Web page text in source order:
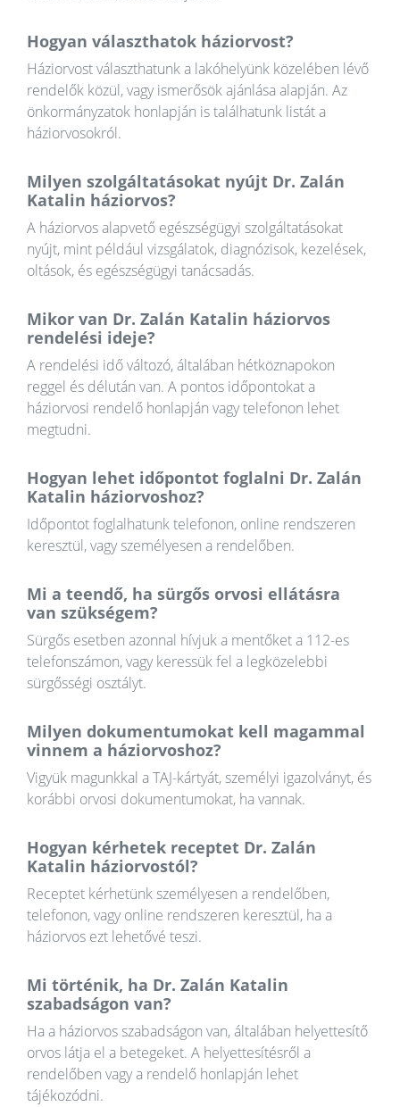
Hogyan választhatok háziorvost?
Háziorvost választhatunk a lakóhelyünk közelében lévő
rendelők közül, vagy ismerősök ajánlása alapján. Az
önkormányzatok honlapján is találhatunk listát a
háziorvosokról.
Milyen szolgáltatásokat nyújt Dr. Zalán
Katalin háziorvos?
A háziorvos alapvető egészségügyi szolgáltatásokat
nyújt, mint például vizsgálatok, diagnózisok, kezelések,
oltások, és egészségügyi tanácsadás.
Mikor van Dr. Zalán Katalin háziorvos
rendelési ideje?
A rendelési idő változó, általában hétköznapokon
reggel és délután van. A pontos időpontokat a
háziorvosi rendelő honlapján vagy telefonon lehet
megtudni.
Hogyan lehet időpontot foglalni Dr. Zalán
Katalin háziorvoshoz?
Időpontot foglalhatunk telefonon, online rendszeren
keresztül, vagy személyesen a rendelőben.
Mi a teendő, ha sürgős orvosi ellátásra
van szükségem?
Sürgős esetben azonnal hívjuk a mentőket a 112-es
telefonszámon, vagy keressük fel a legközelebbi
sürgősségi osztályt.
Milyen dokumentumokat kell magammal
vinnem a háziorvoshoz?
Vigyük magunkkal a TAJ-kártyát, személyi igazolványt, és
korábbi orvosi dokumentumokat, ha vannak.
Hogyan kérhetek receptet Dr. Zalán
Katalin háziorvostól?
Receptet kérhetünk személyesen a rendelőben,
telefonon, vagy online rendszeren keresztül, ha a
háziorvos ezt lehetővé teszi.
Mi történik, ha Dr. Zalán Katalin
szabadságon van?
Ha a háziorvos szabadságon van, általában helyettesítő
orvos látja el a betegeket. A helyettesítésről a
rendelőben vagy a rendelő honlapján lehet
tájékozódni.